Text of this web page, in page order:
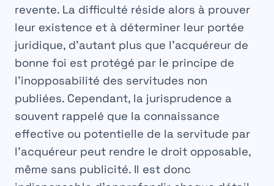
revente. La difficulté réside alors à prouver
leur existence et à déterminer leur portée
juridique, d’autant plus que l’acquéreur de
bonne foi est protégé par le principe de
l’inopposabilité des servitudes non
publiées. Cependant, la jurisprudence a
souvent rappelé que la connaissance
effective ou potentielle de la servitude par
l’acquéreur peut rendre le droit opposable,
même sans publicité. Il est donc